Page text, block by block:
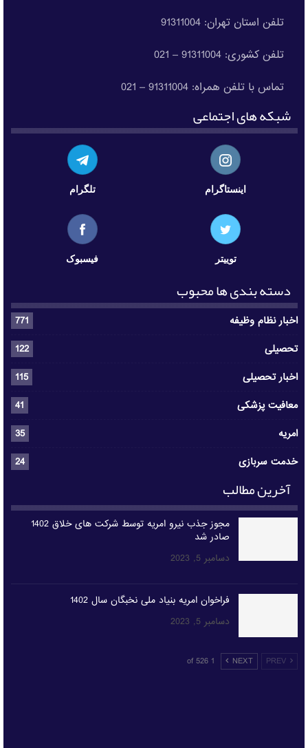
تلفن استان تهران: 91311004
تلفن کشوری: 91311004 – 021
تماس با تلفن همراه: 91311004 – 021
شبکه های اجتماعی
اینستاگرام تلگرام
توییتر فیسبوک
دسته بندی ها محبوب
اخبار نظام وظیفه
771
تحصیلی
122
اخبار تحصیلی
115
معافیت پزشکی
41
امریه
35
خدمت سربازی
24
آخرین مطالب
مجوز جذب نیرو امریه توسط شرکت های خلاق 1402
صادر شد
دسامبر 5, 2023
فراخوان امریه بنیاد ملی نخبگان سال 1402
دسامبر 5, 2023
PREV
NEXT
1 of 526